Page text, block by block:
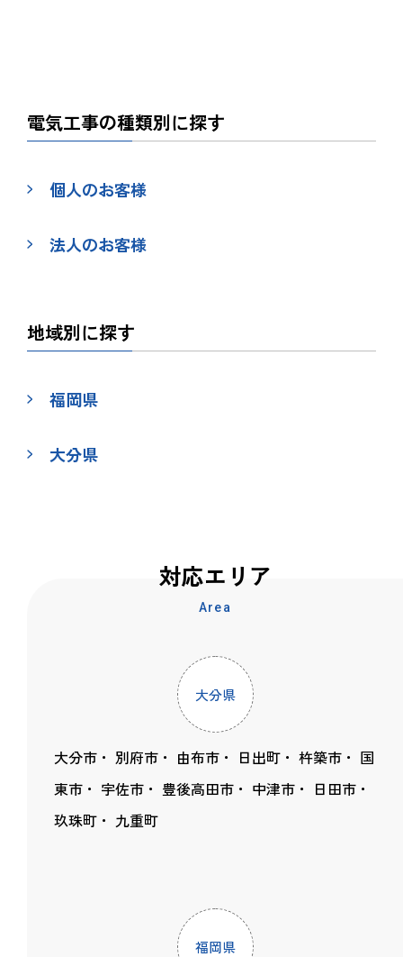
電気工事の種類別に探す
個人のお客様
法人のお客様
地域別に探す
福岡県
大分県
対応エリア
Area
大分県
大分市 別府市 由布市 日出町 杵築市
国
東市
宇佐市 豊後高田市 中津市
日田市
玖珠町
九重町
福岡県